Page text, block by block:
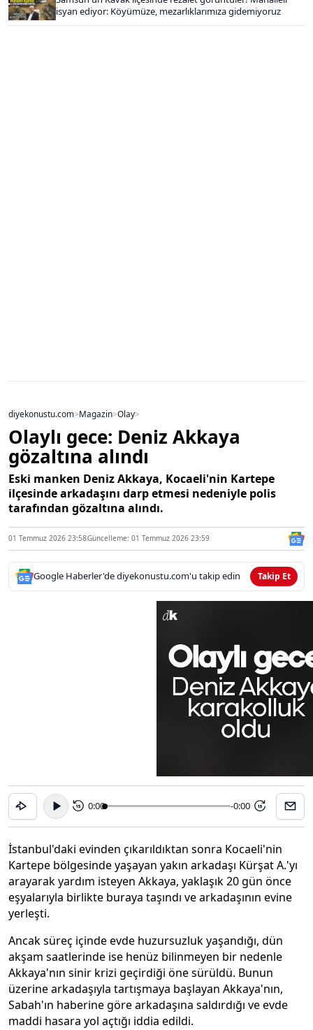
isyan ediyor: Köyümüze, mezarlıklarımıza gidemiyoruz
diyekonustu.com>Magazin>Olay>
Olaylı gece: Deniz Akkaya
gözaltına alındı
Eski manken Deniz Akkaya, Kocaeli'nin Kartepe
ilçesinde arkadaşını darp etmesi nedeniyle polis
tarafından gözaltına alındı.
01 Temmuz 2026 23:58Güncelleme: 01 Temmuz 2026 23:59
Google Haberler'de diyekonustu.com'u takip edin Takip Et
15 0:00 -0:00 15
İstanbul'daki evinden çıkarıldıktan sonra Kocaeli'nin
Kartepe bölgesinde yaşayan yakın arkadaşı Kürşat A.'yı
arayarak yardım isteyen Akkaya, yaklaşık 20 gün önce
eşyalarıyla birlikte buraya taşındı ve arkadaşının evine
yerleşti.
Ancak süreç içinde evde huzursuzluk yaşandığı, dün
akşam saatlerinde ise henüz bilinmeyen bir nedenle
Akkaya'nın sinir krizi geçirdiği öne sürüldü. Bunun
üzerine arkadaşıyla tartışmaya başlayan Akkaya'nın,
Sabah'ın haberine göre arkadaşına saldırdığı ve evde
maddi hasara yol açtığı iddia edildi.